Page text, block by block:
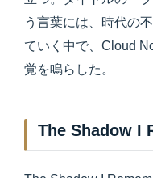
う言葉には、時代の
ていく中で、Cloud
覚を鳴らした。
The Shadow I